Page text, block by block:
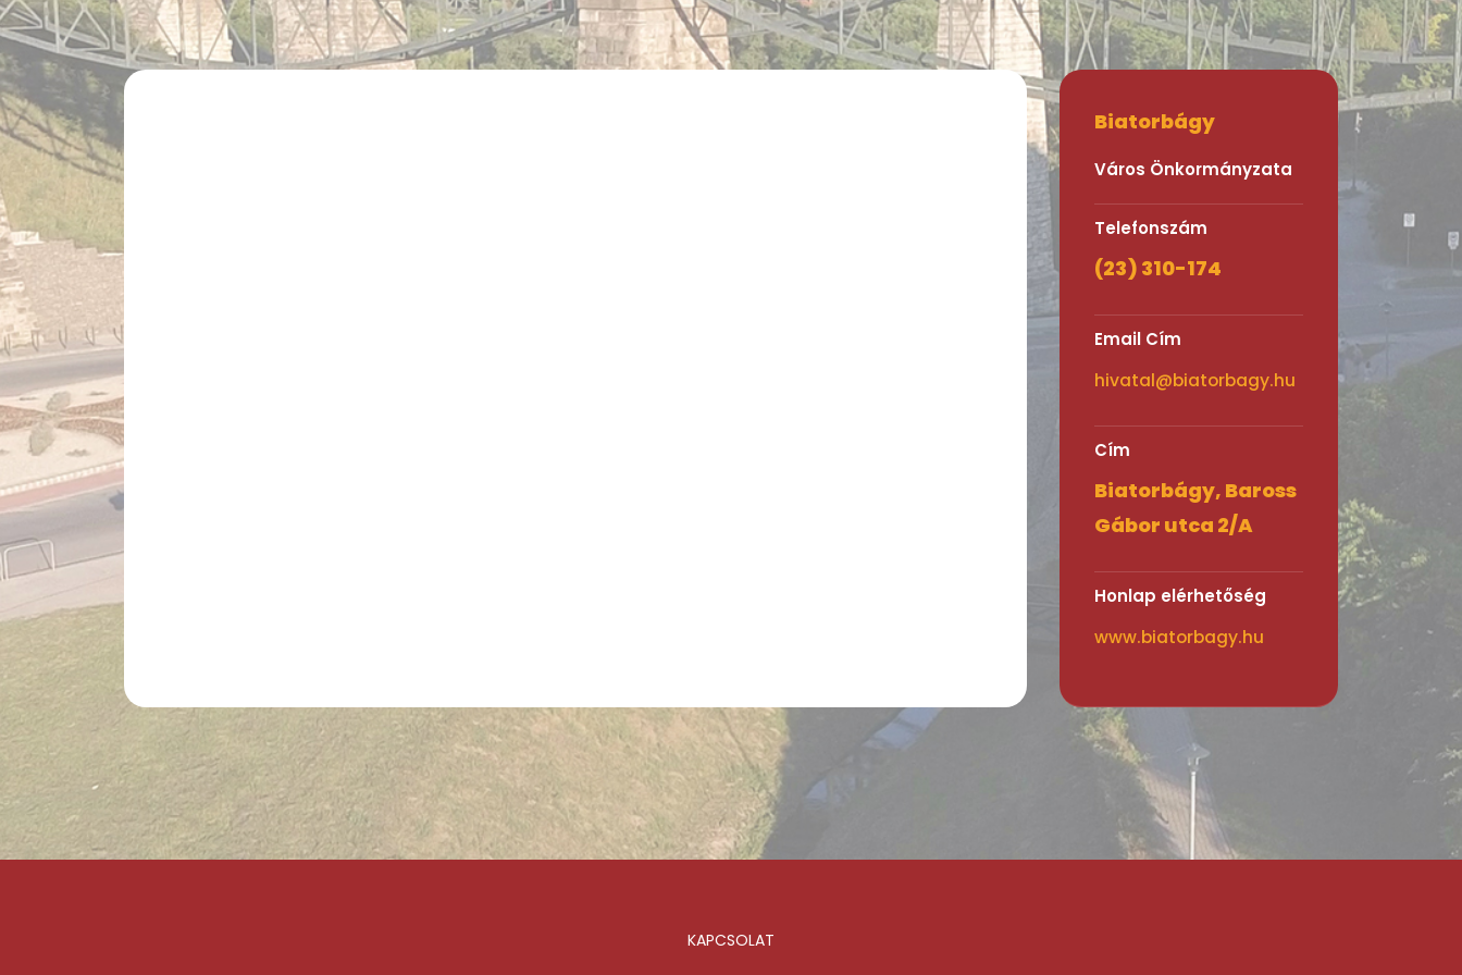
Biatorbágy
Város Önkormányzata
Telefonszám
(23) 310-174
Email Cím
hivatal@biatorbagy.hu
Cím
Biatorbágy, Baross
Gábor utca 2/A
Honlap elérhetőség
www.biatorbagy.hu
KAPCSOLAT